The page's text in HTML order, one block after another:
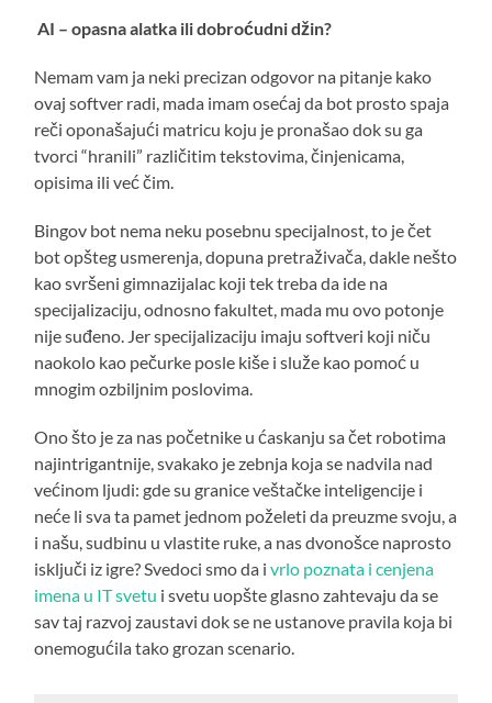
AI – opasna alatka ili dobroćudni džin?
Nemam vam ja neki precizan odgovor na pitanje kako
ovaj softver radi, mada imam osećaj da bot prosto spaja
reči oponašajući matricu koju je pronašao dok su ga
tvorci “hranili” različitim tekstovima, činjenicama,
opisima ili već čim.
Bingov bot nema neku posebnu specijalnost, to je čet
bot opšteg usmerenja, dopuna pretraživača, dakle nešto
kao svršeni gimnazijalac koji tek treba da ide na
specijalizaciju, odnosno fakultet, mada mu ovo potonje
nije suđeno. Jer specijalizaciju imaju softveri koji niču
naokolo kao pečurke posle kiše i služe kao pomoć u
mnogim ozbiljnim poslovima.
Ono što je za nas početnike u ćaskanju sa čet robotima
najintrigantnije, svakako je zebnja koja se nadvila nad
većinom ljudi: gde su granice veštačke inteligencije i
neće li sva ta pamet jednom poželeti da preuzme svoju, a
i našu, sudbinu u vlastite ruke, a nas dvonošce naprosto
isključi iz igre? Svedoci smo da ivrlo poznata i cenjena
imena u IT svetu i svetu uopšte glasno zahtevaju da se
sav taj razvoj zaustavi dok se ne ustanove pravila koja bi
onemogućila tako grozan scenario.